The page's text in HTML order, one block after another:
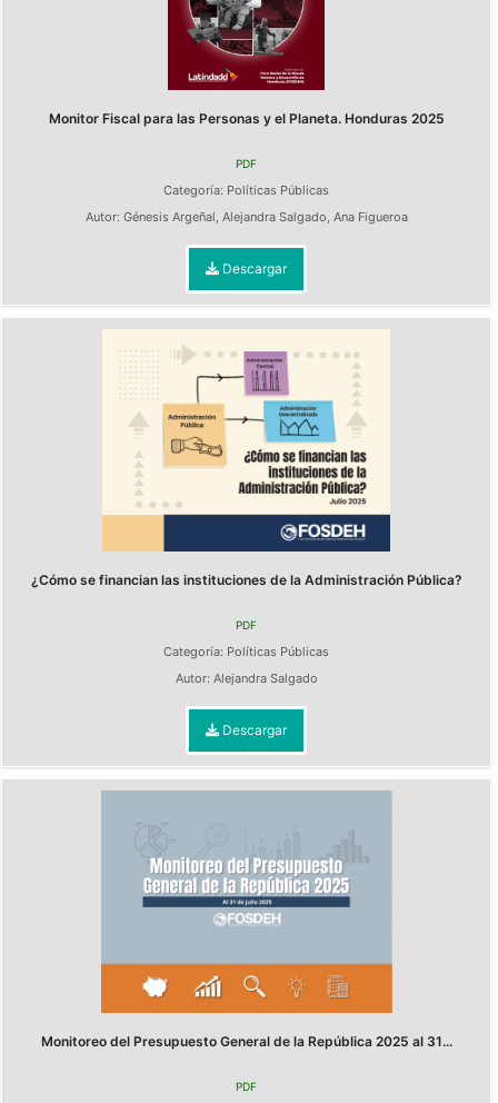
Monitor Fiscal para las Personas y el Planeta. Honduras 2025
PDF
Categoría: Políticas Públicas
Autor: Génesis Argeñal, Alejandra Salgado, Ana Figueroa
Descargar
¿Cómo se financian las instituciones de la Administración Pública?
PDF
Categoría: Políticas Públicas
Autor: Alejandra Salgado
Descargar
Monitoreo del Presupuesto General de la República 2025 al 31...
PDF